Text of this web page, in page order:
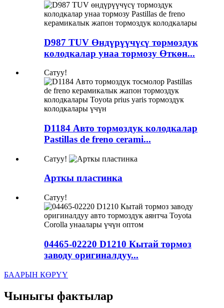
D987 TUV Өндүрүүчүсү тормоздук
колодкалар унаа тормозу Өткөн...
Сатуу!
D1184 Авто тормоздук колодкалар
Pastillas de freno cerami...
Сатуу!
Арткы пластинка
Сатуу!
04465-02220 D1210 Кытай тормоз
заводу оригиналдуу...
БААРЫН КӨРҮҮ
Чыныгы фактылар